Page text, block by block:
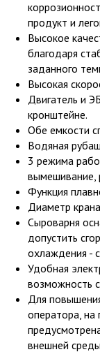
продукт и
Высокое
благодаря
заданного
Высокая
Двигатель и
кронштейне.
Обе емкости
Водяная
3 режима
вымешивание,
Функция
Диаметр
Сыроварня
допустить
охлаждения -
Удобная
возможность
Для
оператора, на
внешней среды